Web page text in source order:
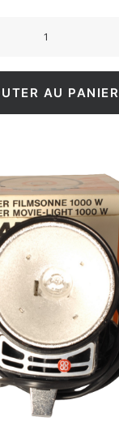
AU PANIER